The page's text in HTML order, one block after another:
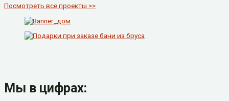
Посмотреть все проекты >>
Мы в цифрах: